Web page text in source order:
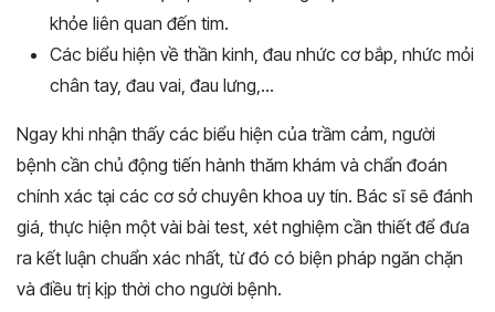
khỏe liên quan đến tim.
Các biểu hiện về thần kinh, đau nhức cơ bắp, nhức mỏi
chân tay, đau vai, đau lưng,…
Ngay khi nhận thấy các biểu hiện của trầm cảm, người
bệnh cần chủ động tiến hành thăm khám và chẩn đoán
chính xác tại các cơ sở chuyên khoa uy tín. Bác sĩ sẽ đánh
giá, thực hiện một vài bài test, xét nghiệm cần thiết để đưa
ra kết luận chuẩn xác nhất, từ đó có biện pháp ngăn chặn
và điều trị kịp thời cho người bệnh.